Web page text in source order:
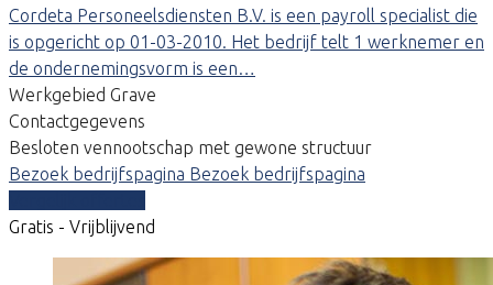
Cordeta Personeelsdiensten B.V. is een payroll specialist die
is opgericht op 01-03-2010. Het bedrijf telt 1 werknemer en
de ondernemingsvorm is een…
Werkgebied Grave
Contactgegevens
Besloten vennootschap met gewone structuur
Bezoek bedrijfspagina Bezoek bedrijfspagina
Gratis - Vrijblijvend